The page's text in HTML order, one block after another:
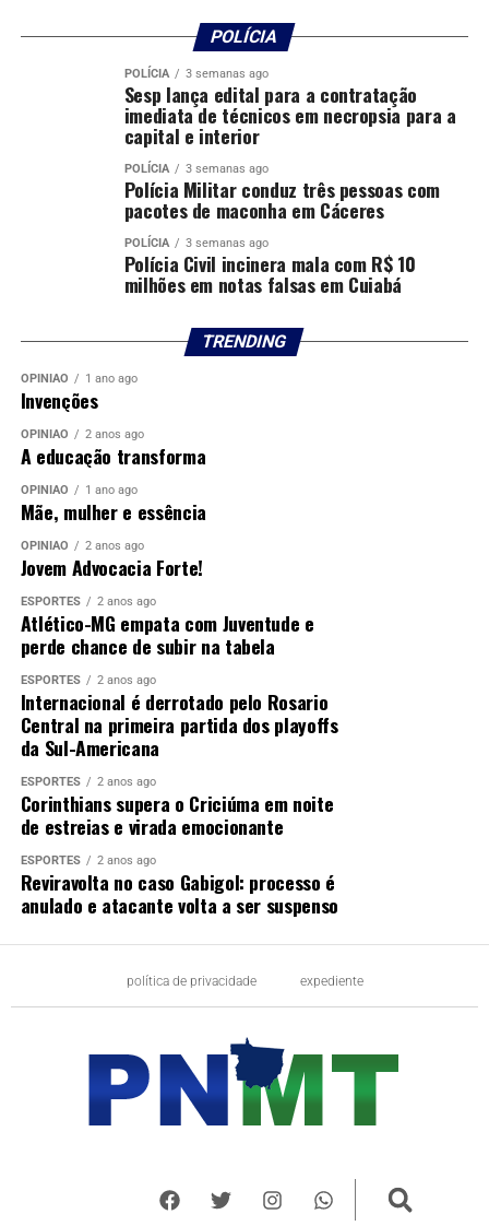
POLÍCIA
POLÍCIA 3 semanas ago
Sesp lança edital para a contratação
imediata de técnicos em necropsia para a
capital e interior
POLÍCIA 3 semanas ago
Polícia Militar conduz três pessoas com
pacotes de maconha em Cáceres
POLÍCIA 3 semanas ago
Polícia Civil incinera mala com R$ 10
milhões em notas falsas em Cuiabá
TRENDING
OPINIÃO 1 ano ago
Invenções
OPINIÃO 2 anos ago
A educação transforma
OPINIÃO 1 ano ago
Mãe, mulher e essência
OPINIÃO 2 anos ago
Jovem Advocacia Forte!
ESPORTES 2 anos ago
Atlético-MG empata com Juventude e
perde chance de subir na tabela
ESPORTES 2 anos ago
Internacional é derrotado pelo Rosario
Central na primeira partida dos playoffs
da Sul-Americana
ESPORTES 2 anos ago
Corinthians supera o Criciúma em noite
de estreias e virada emocionante
ESPORTES 2 anos ago
Reviravolta no caso Gabigol: processo é
anulado e atacante volta a ser suspenso
política de privacidade expediente